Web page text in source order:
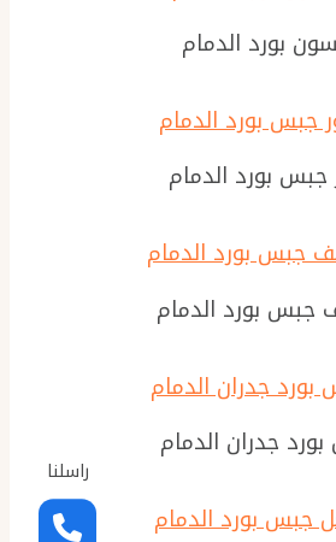
بورد الدمام
بورد الدمام
جبس بورد الدمام
جدران الدمام
راسلنا